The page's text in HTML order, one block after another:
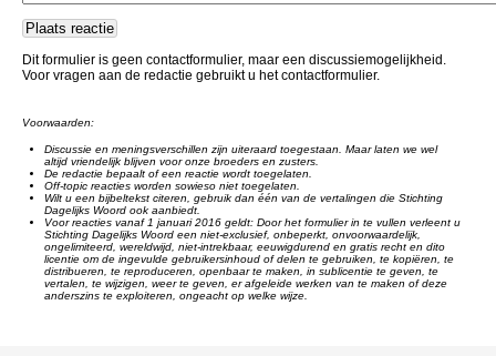
Dit formulier is geen contactformulier, maar een discussiemogelijkheid.
Voor vragen aan de redactie gebruikt u het contactformulier.
Voorwaarden:
Discussie en meningsverschillen zijn uiteraard toegestaan. Maar laten we wel
altijd vriendelijk blijven voor onze broeders en zusters.
De redactie bepaalt of een reactie wordt toegelaten.
Off-topic reacties worden sowieso niet toegelaten.
Wilt u een bijbeltekst citeren, gebruik dan één van de vertalingen die Stichting
Dagelijks Woord ook aanbiedt.
Voor reacties vanaf 1 januari 2016 geldt: Door het formulier in te vullen verleent u
Stichting Dagelijks Woord een niet-exclusief, onbeperkt, onvoorwaardelijk,
ongelimiteerd, wereldwijd, niet-intrekbaar, eeuwigdurend en gratis recht en dito
licentie om de ingevulde gebruikersinhoud of delen te gebruiken, te kopiëren, te
distribueren, te reproduceren, openbaar te maken, in sublicentie te geven, te
vertalen, te wijzigen, weer te geven, er afgeleide werken van te maken of deze
anderszins te exploiteren, ongeacht op welke wijze.